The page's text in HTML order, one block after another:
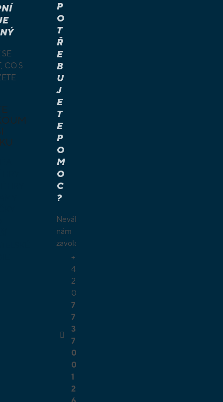
CO S
P
O
T
Ř
E
B
U
J
E
T
E
P
O
M
O
C
?
Neváhejte
nám
zavolat.
+
4
2
0
7
7
3
7
0
0
1
2